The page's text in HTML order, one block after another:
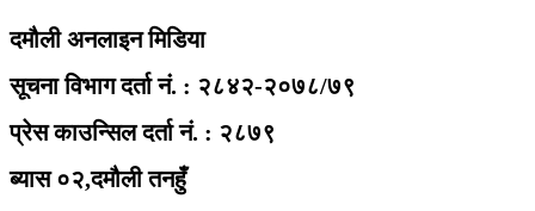
दमौली अनलाइन मिडिया
सूचना विभाग दर्ता नं. : २८४२-२०७८/७९
प्रेस काउन्सिल दर्ता नं. : २८७९
ब्यास ०२,दमौली तनहुँ